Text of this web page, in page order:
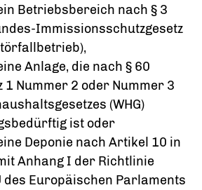
Betriebsbereich nach § 3
Immissionsschutzgesetz
Anlage, die nach § 60
1 Nummer 2 oder Nummer 3
(WHG)
ist oder
Deponie nach Artikel 10 in
Anhang I der Richtlinie
Europäischen Parlaments